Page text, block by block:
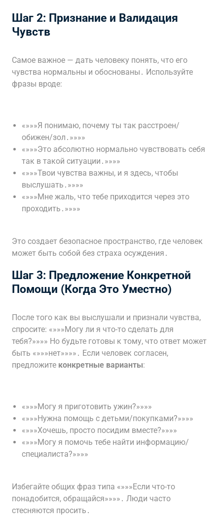
Шаг 2: Признание и Валидация
Чувств
Самое важное — дать человеку понять, что его
чувства нормальны и обоснованы․ Используйте
фразы вроде:
«»»»Я понимаю, почему ты так расстроен/
обижен/зол․»»»»
«»»»Это абсолютно нормально чувствовать себя
так в такой ситуации․»»»»
«»»»Твои чувства важны, и я здесь, чтобы
выслушать․»»»»
«»»»Мне жаль, что тебе приходится через это
проходить․»»»»
Это создает безопасное пространство, где человек
может быть собой без страха осуждения․
Шаг 3: Предложение Конкретной
Помощи (Когда Это Уместно)
После того как вы выслушали и признали чувства,
спросите: «»»»Могу ли я что-то сделать для
тебя?»»»» Но будьте готовы к тому, что ответ может
быть «»»»нет»»»»․ Если человек согласен,
предложите конкретные варианты:
«»»»Могу я приготовить ужин?»»»»
«»»»Нужна помощь с детьми/покупками?»»»»
«»»»Хочешь, просто посидим вместе?»»»»
«»»»Могу я помочь тебе найти информацию/
специалиста?»»»»
Избегайте общих фраз типа «»»»Если что-то
понадобится, обращайся»»»»․ Люди часто
стесняются просить․